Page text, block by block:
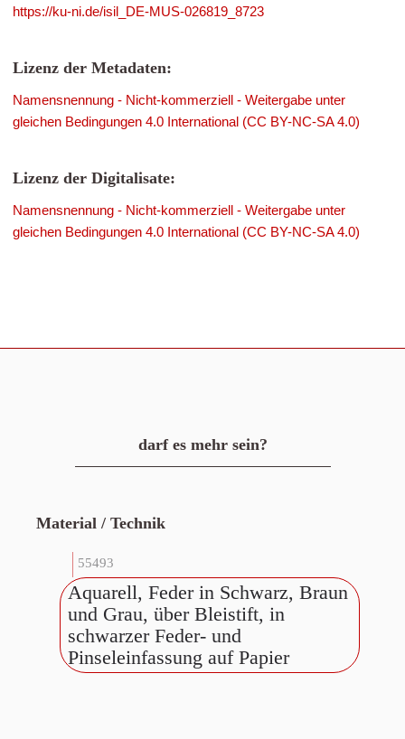
https://ku-ni.de/isil_DE-MUS-026819_8723
Lizenz der Metadaten:
Namensnennung - Nicht-kommerziell - Weitergabe unter
gleichen Bedingungen 4.0 International (CC BY-NC-SA 4.0)
Lizenz der Digitalisate:
Namensnennung - Nicht-kommerziell - Weitergabe unter
gleichen Bedingungen 4.0 International (CC BY-NC-SA 4.0)
darf es mehr sein?
Material / Technik
55493
Aquarell, Feder in Schwarz, Braun
und Grau, über Bleistift, in
schwarzer Feder- und
Pinseleinfassung auf Papier